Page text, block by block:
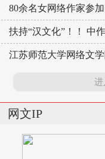
80余名女网络作家参
扶持“汉文化”！！ 中
江苏师范大学网络文
进
网文IP